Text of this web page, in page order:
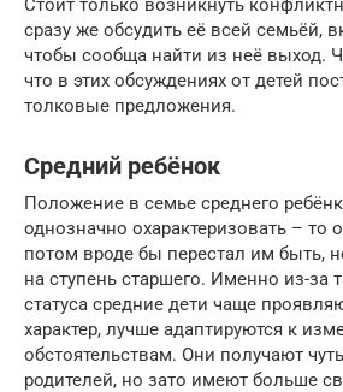
Стоит только возникнуть
сразу же обсудить её всей семьёй,
чтобы сообща найти из неё выход.
что в этих обсуждениях от детей
толковые предложения.
Средний ребёнок
Положение в семье среднего
однозначно охарактеризовать –
потом вроде бы перестал им быть,
на ступень старшего. Именно из-за
статуса средние дети чаще
характер, лучше адаптируются к
обстоятельствам. Они получают
родителей, но зато имеют больше